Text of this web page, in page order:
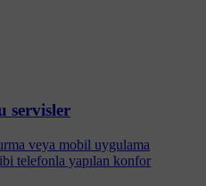
servisler
veya mobil uygulama
telefonla yapılan konfor